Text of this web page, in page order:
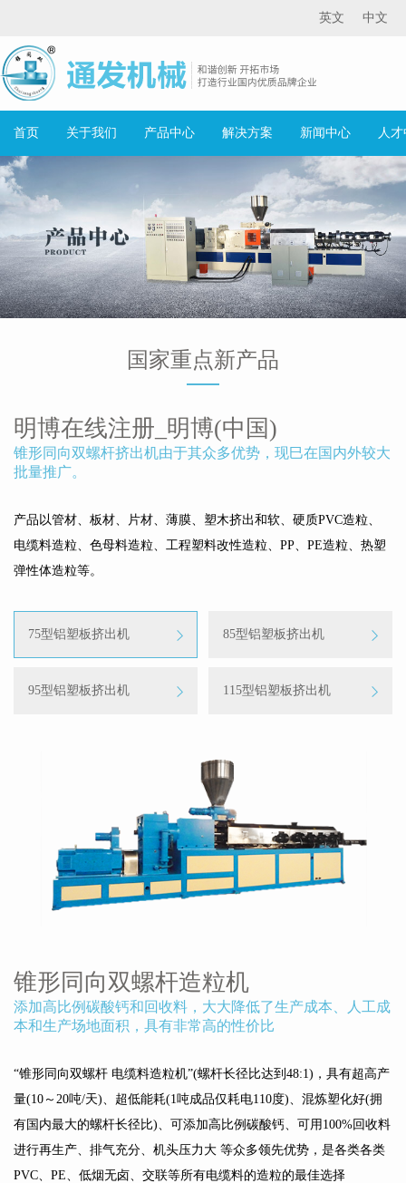
中文
英文
首页 关于我们 产品中心 解决方案 新闻中心 人
国家重点新产品
明博在线注册_明博(中国)
锥形同向双螺杆挤出机由于其众多优势，现巳在国内外较大
批量推广。
产品以管材、板材、片材、薄膜、塑木挤出和软、硬质PVC造粒、
电缆料造粒、色母料造粒、工程塑料改性造粒、PP、PE造粒、热塑
弹性体造粒等。
75型铝塑板挤出机 85型铝塑板挤出机
95型铝塑板挤出机 115型铝塑板挤出机
锥形同向双螺杆造粒机
添加高比例碳酸钙和回收料，大大降低了生产成本、人工成
本和生产场地面积，具有非常高的性价比
“锥形同向双螺杆 电缆料造粒机”(螺杆长径比达到48:1)，具有超高产
量(10～20吨/天)、超低能耗(1吨成品仅耗电110度)、混炼塑化好(拥
有国内最大的螺杆长径比)、可添加高比例碳酸钙、可用100%回收料
进行再生产、排气充分、机头压力大 等众多领先优势，是各类各类
PVC、PE、低烟无卤、交联等所有电缆料的造粒的最佳选择